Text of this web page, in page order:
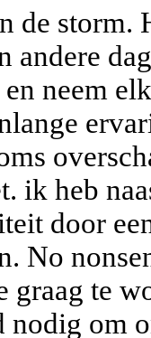
de storm.
andere
neem
ik heb
door
No
graag te
nodig om